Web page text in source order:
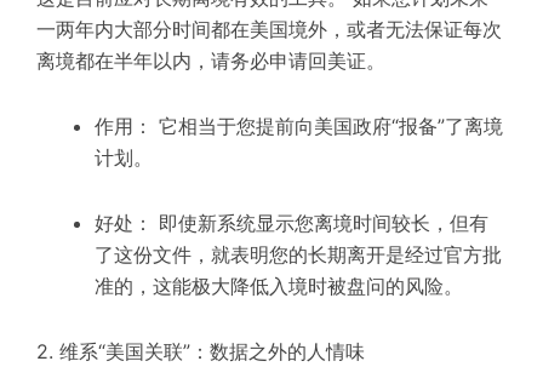
一两年内大部分时间都在美国境外，或者无法保证每次
离境都在半年以内，请务必申请回美证。
作用： 它相当于您提前向美国政府“报备”了离境
计划。
好处： 即使新系统显示您离境时间较长，但有
了这份文件，就表明您的长期离开是经过官方批
准的，这能极大降低入境时被盘问的风险。
2. 维系“美国关联”：数据之外的人情味